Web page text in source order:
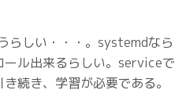
らしい・・・。systemdなら
ール出来るらしい。serviceで
続き、学習が必要である。